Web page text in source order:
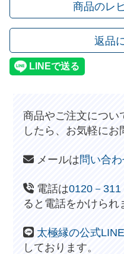
商品のレ
返品
商品やご注文につい
したら、お気軽にお
メールは問い合
電話は0120－311
ると電話をかけられ
太極縁の公式LINE
しております。